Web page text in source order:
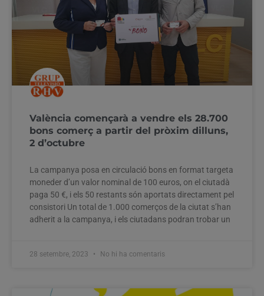
València començarà a vendre els 28.700
bons comerç a partir del pròxim dilluns,
2 d’octubre
La campanya posa en circulació bons en format targeta
moneder d’un valor nominal de 100 euros, on el ciutadà
paga 50 €, i els 50 restants són aportats directament pel
consistori Un total de 1.000 comerços de la ciutat s’han
adherit a la campanya, i els ciutadans podran trobar un
28 setembre, 2023 No hi ha comentaris